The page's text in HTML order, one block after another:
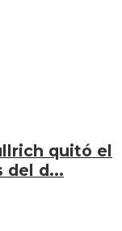
quitó el
del d...